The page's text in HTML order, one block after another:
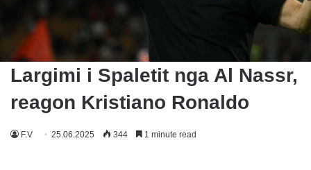
Largimi i Spaletit nga Al Nassr,
reagon Kristiano Ronaldo
F.V 25.06.2025 344 1 minute read